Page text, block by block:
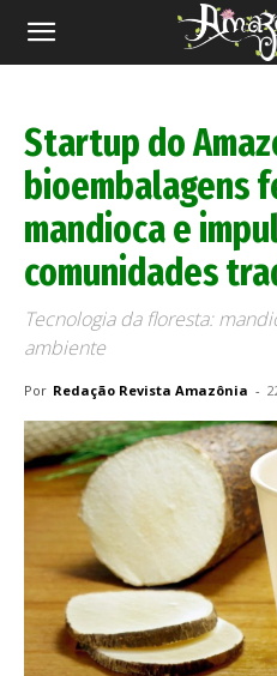
Revista
Startup do
bioembalagens
mandioca e
comunidades
Tecnologia da floresta:
ambiente
Por Redação Revista Amazônia -